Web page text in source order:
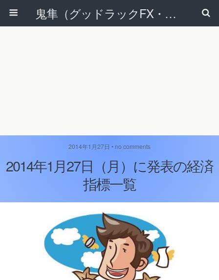
鬼隼（グッドラックFX・改）
2014年1月27日 • no comments
2014年1月27日（月）に発表の経済
指標一覧